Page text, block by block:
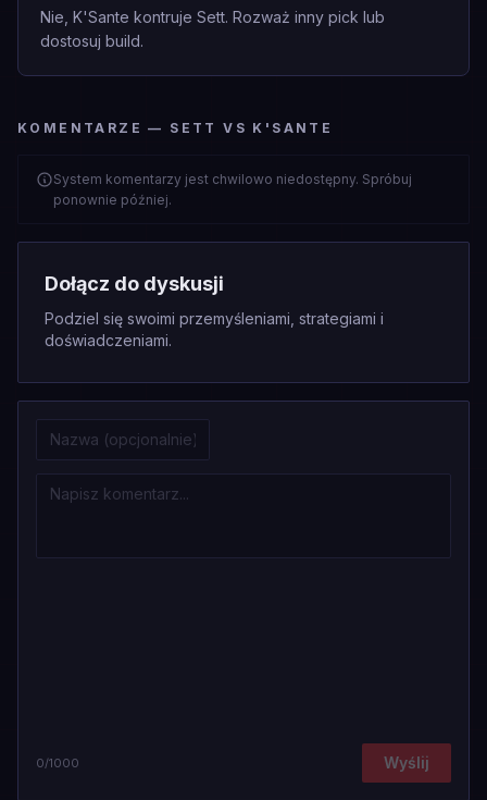
Nie, K'Sante kontruje Sett. Rozważ inny pick lub
dostosuj build.
KOMENTARZE — SETT VS K'SANTE
System komentarzy jest chwilowo niedostępny. Spróbuj
ponownie później.
Dołącz do dyskusji
Podziel się swoimi przemyśleniami, strategiami i
doświadczeniami.
0/1000 Wyślij